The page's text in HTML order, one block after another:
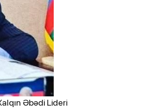
Əbədi Lideri